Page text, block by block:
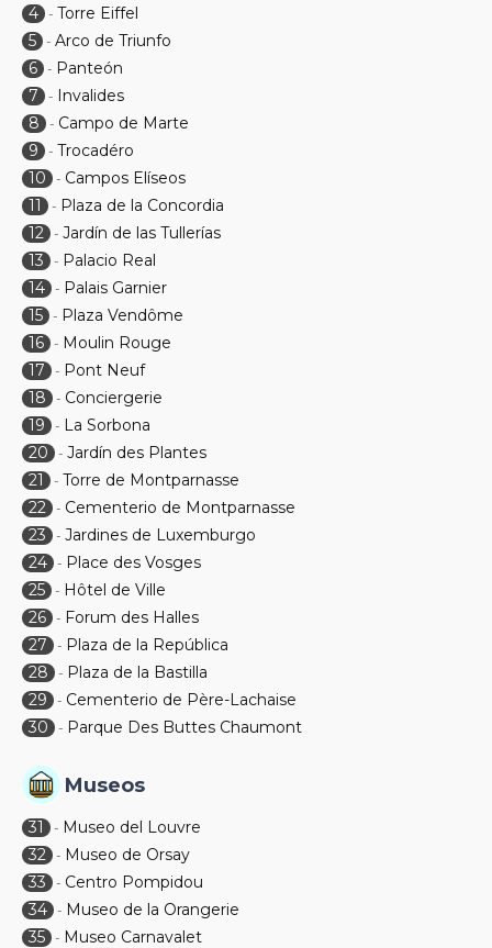
4 - Torre Eiffel
5 - Arco de Triunfo
6 - Panteón
7
- Invalides
8
- Campo de Marte
9
- Trocadéro
10
- Campos Elíseos
11
- Plaza de la Concordia
12 - Jardín de las Tullerías
13
- Palacio Real
14 - Palais Garnier
15 - Plaza Vendôme
16 - Moulin Rouge
17
- Pont Neuf
18
- Conciergerie
19
- La Sorbona
20
- Jardín des Plantes
21
- Torre de Montparnasse
22 - Cementerio de Montparnasse
23
- Jardines de Luxemburgo
24 - Place des Vosges
25 - Hôtel de Ville
26 - Forum des Halles
27
- Plaza de la República
28
- Plaza de la Bastilla
29
- Cementerio de Père-Lachaise
30
- Parque Des Buttes Chaumont
Museos
31 - Museo del Louvre
32 - Museo de Orsay
33
- Centro Pompidou
34 - Museo de la Orangerie
35 - Museo Carnavalet